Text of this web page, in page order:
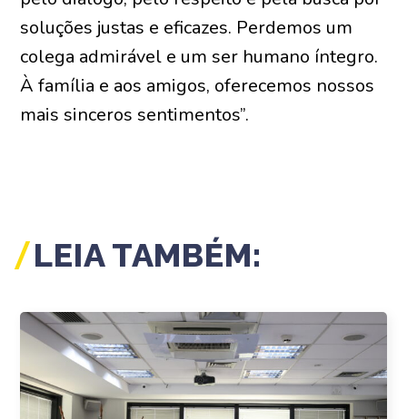
soluções justas e eficazes. Perdemos um
colega admirável e um ser humano íntegro.
À família e aos amigos, oferecemos nossos
mais sinceros sentimentos”.
LEIA TAMBÉM: